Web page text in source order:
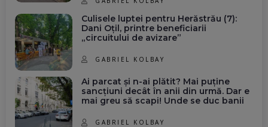
Culisele luptei pentru Herăstrău (7):
Dani Oțil, printre beneficiarii
„circuitului de avizare”
GABRIEL KOLBAY
Ai parcat și n-ai plătit? Mai puține
sancțiuni decât în anii din urmă. Dar e
mai greu să scapi! Unde se duc banii
GABRIEL KOLBAY